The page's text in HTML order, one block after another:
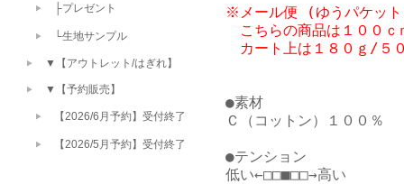
※メール便 (ゆうパケット
こちらの商品は１００
●素材
Ｃ（コットン）１００％
●テンション
低い←□□■□□→高い
├プレゼント
└生地サンプル
▼【アウトレット/はぎれ】
▼【予約販売】
【2026/6月予約】受付終了
【2026/5月予約】受付終了